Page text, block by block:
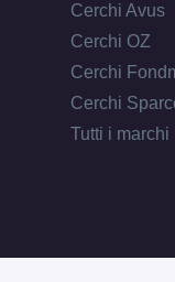
Cerchi Avus
Cerchi OZ
Cerchi
Cerchi
Tutti i marchi